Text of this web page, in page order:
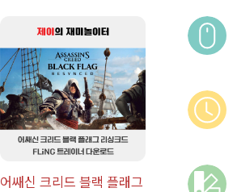
어쌔신 크리드 블랙 플래그